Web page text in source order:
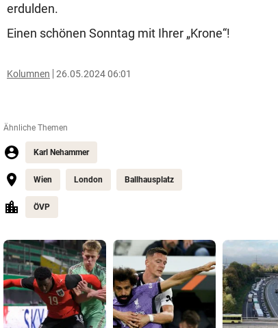
erdulden.
Einen schönen Sonntag mit Ihrer „Krone“!
Kolumnen 26.05.2024 06:01
Ähnliche Themen
Karl Nehammer
Wien London Ballhausplatz
ÖVP